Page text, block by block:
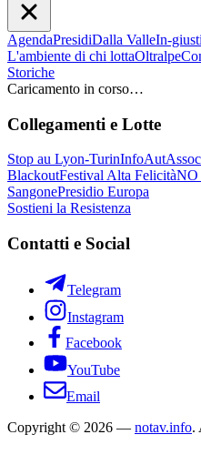
AgendaPresidiDalla ValleIn-
L'ambiente di chi lottaOltralpe
Storiche
Caricamento in corso…
Collegamenti e Lotte
Stop au Lyon-TurinInfoAut
BlackoutFestival Alta FelicitàNO
SangonePresidio Europa
Sostieni la Resistenza
Contatti e Social
Telegram
Instagram
Facebook
YouTube
Email
Copyright © 2026 — notav.info.